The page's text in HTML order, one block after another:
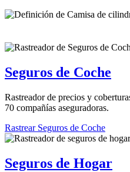
Seguros de Coche
Rastreador de precios y
70 compañías aseguradoras.
Rastrear Seguros de Coche
Seguros de Hogar